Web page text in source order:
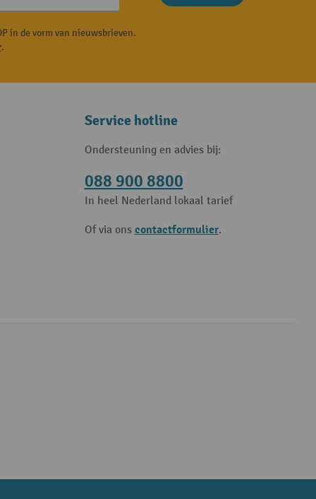
in de vorm van nieuwsbrieven.
.
Service hotline
Ondersteuning en advies bij:
088 900 8800
In heel Nederland lokaal tarief
Of via ons contactformulier.